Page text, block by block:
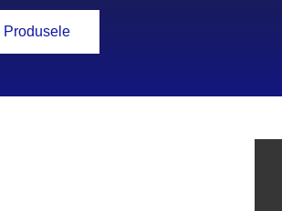
Produsele